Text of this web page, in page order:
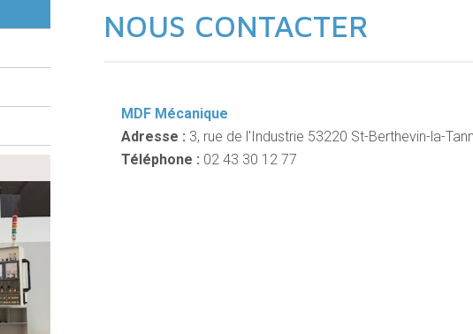
NOUS CONTACTER
MDF Mécanique
Adresse : 3, rue de l'Industrie 53220 St-Berthevin-la-
Téléphone : 02 43 30 12 77